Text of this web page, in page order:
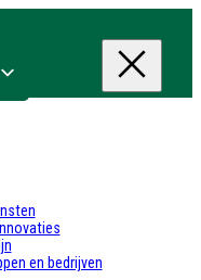
en bedrijven